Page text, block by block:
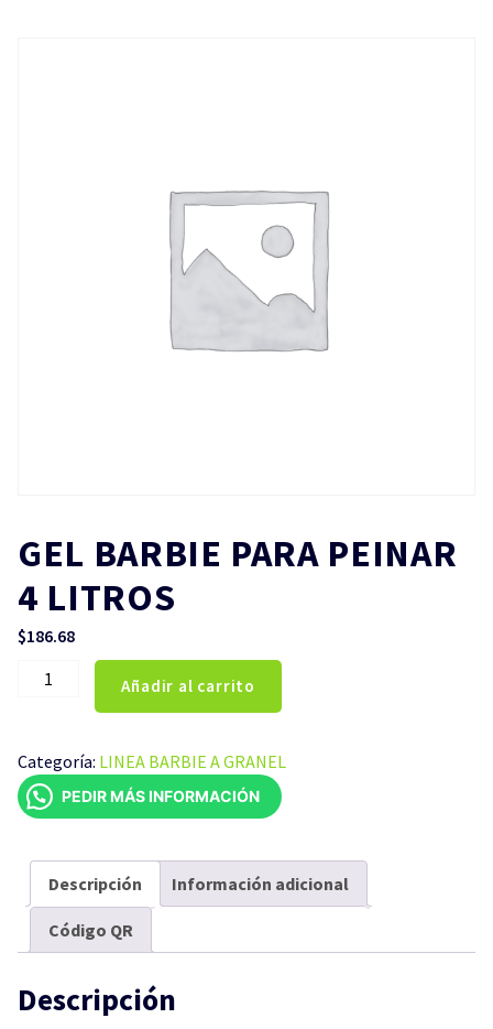
GEL BARBIE PARA PEINAR
4 LITROS
$186.68
GEL
PEINAR
4
LITROS
Añadir al carrito
Categoría: LINEA BARBIE A GRANEL
PEDIR MÁS INFORMACIÓN
Descripción Información adicional
Código QR
Descripción